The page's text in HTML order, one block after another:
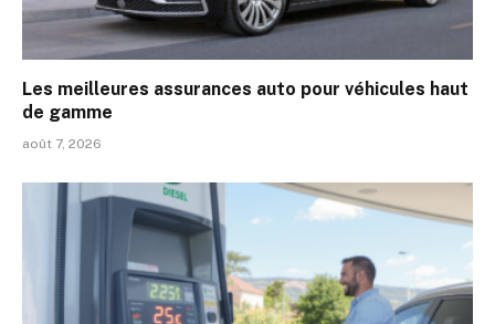
Les meilleures assurances auto pour véhicules haut
de gamme
août 7, 2026